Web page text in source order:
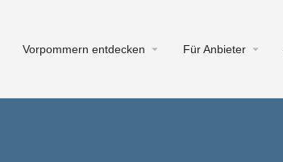
Vorpommern entdecken Für Anbieter